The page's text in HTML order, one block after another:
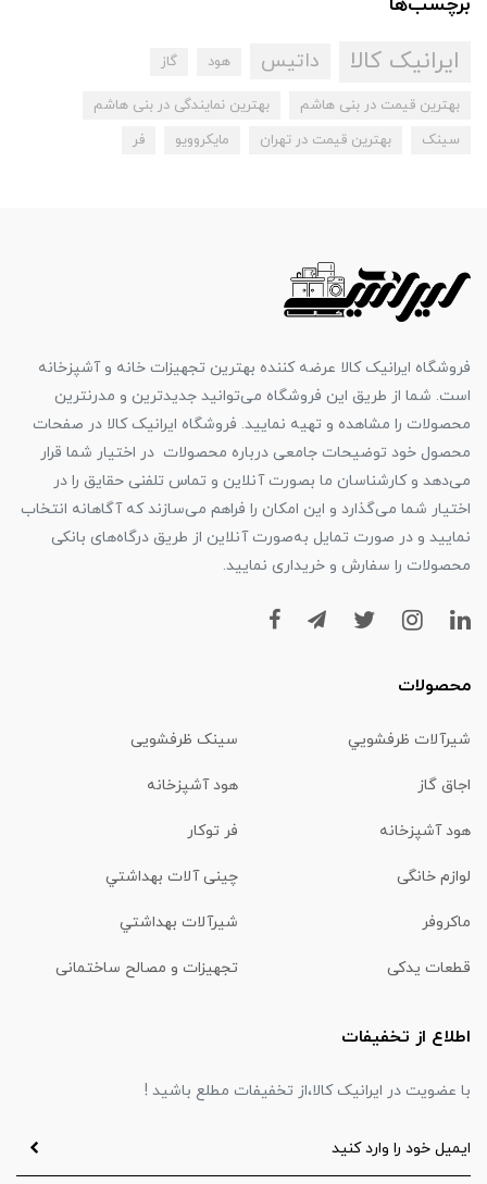
ایرانیک کالا داتیس هود گاز
بهترین قیمت در بنی هاشم
بهترین نمایندگی در بنی هاشم
سینک
بهترین قیمت در تهران مایکروویو فر
فروشگاه ایرانیک کالا عرضه کننده بهترین تجهیزات خانه و آشپزخانه
است. شما از طریق این فروشگاه می‌توانید جدیدترین و مدرنترین
محصولات را مشاهده و تهیه نمایید. فروشگاه ایرانیک کالا در صفحات
محصول خود توضیحات جامعی درباره محصولات در اختیار شما قرار
می‌دهد و کارشناسان ما بصورت آنلاین و تماس تلفنی حقایق را در
اختیار شما می‌گذارد و این امکان را فراهم می‌سازند که آگاهانه انتخاب
نمایید و در صورت تمایل به‌صورت آنلاین از طریق درگاه‌های بانکی
محصولات را سفارش و خریداری نمایید.
محصولات
شیرآلات ظرفشويي سینک ظرفشویی
اجاق گاز هود آشپزخانه
هود آشپزخانه فر توکار
لوازم خانگی چینی آلات بهداشتي
ماكروفر شیرآلات بهداشتي
قطعات یدکی تجهیزات و مصالح ساختمانی
اطلاع از تخفیفات
با عضویت در ایرانیک کالا،از تخفیفات مطلع باشید !